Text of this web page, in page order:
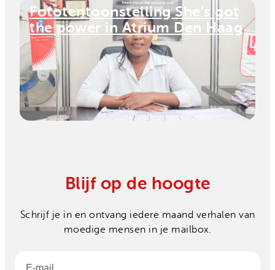
Fototentoonstelling She’s got
the power in Atrium Den Haag
Blijf op de hoogte
Schrijf je in en ontvang iedere maand verhalen van
moedige mensen in je mailbox.